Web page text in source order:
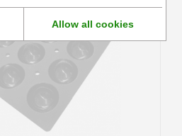
Allow all cookies